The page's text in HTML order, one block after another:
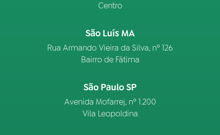
Centro
São Luís MA
Rua Armando Vieira da Silva, nº 126
Bairro de Fátima
São Paulo SP
Avenida Mofarrej, nº 1.200
Vila Leopoldina